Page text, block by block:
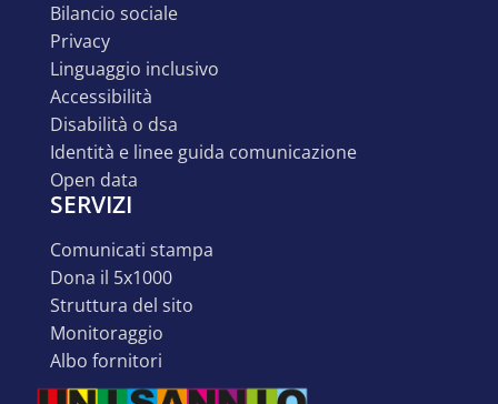
bilancio sociale
privacy
linguaggio inclusivo
accessibilità
disabilità o dsa
identità e linee guida comunicazione
open data
SERVIZI
comunicati stampa
dona il 5x1000
struttura del sito
monitoraggio
albo fornitori